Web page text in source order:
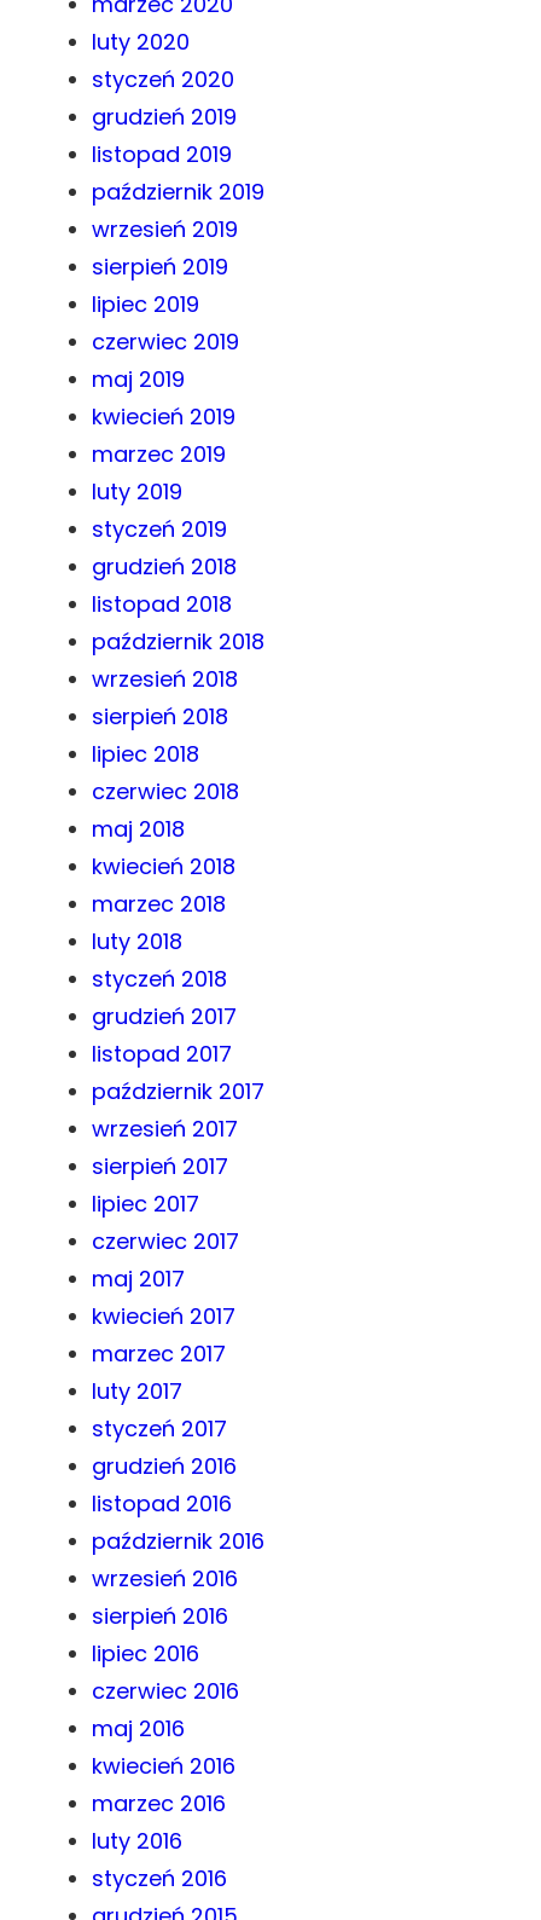
luty 2020
styczeń 2020
grudzień 2019
listopad 2019
październik 2019
wrzesień 2019
sierpień 2019
lipiec 2019
czerwiec 2019
maj 2019
kwiecień 2019
marzec 2019
luty 2019
styczeń 2019
grudzień 2018
listopad 2018
październik 2018
wrzesień 2018
sierpień 2018
lipiec 2018
czerwiec 2018
maj 2018
kwiecień 2018
marzec 2018
luty 2018
styczeń 2018
grudzień 2017
listopad 2017
październik 2017
wrzesień 2017
sierpień 2017
lipiec 2017
czerwiec 2017
maj 2017
kwiecień 2017
marzec 2017
luty 2017
styczeń 2017
grudzień 2016
listopad 2016
październik 2016
wrzesień 2016
sierpień 2016
lipiec 2016
czerwiec 2016
maj 2016
kwiecień 2016
marzec 2016
luty 2016
styczeń 2016